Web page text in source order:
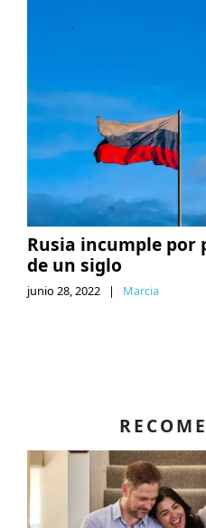
Rusia incumple por
de un siglo
junio 28, 2022 | Marcia